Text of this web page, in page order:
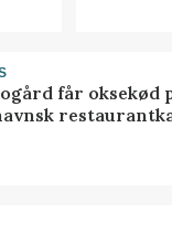
får oksekød